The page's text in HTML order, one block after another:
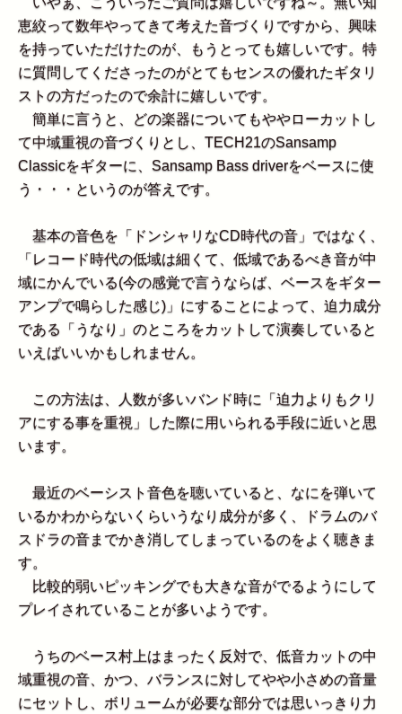
恵絞って数年やってきて考えた音づくりですから、興味
を持っていただけたのが、もうとっても嬉しいです。特
に質問してくださったのがとてもセンスの優れたギタリ
ストの方だったので余計に嬉しいです。
簡単に言うと、どの楽器についてもややローカットし
て中域重視の音づくりとし、TECH21のSansamp
Classicをギターに、Sansamp Bass driverをベースに使
う・・・というのが答えです。
基本の音色を「ドンシャリなCD時代の音」ではなく、
「レコード時代の低域は細くて、低域であるべき音が中
域にかんでいる(今の感覚で言うならば、ベースをギター
アンプで鳴らした感じ)」にすることによって、迫力成分
である「うなり」のところをカットして演奏していると
いえばいいかもしれません。
この方法は、人数が多いバンド時に「迫力よりもクリ
アにする事を重視」した際に用いられる手段に近いと思
います。
最近のベーシスト音色を聴いていると、なにを弾いて
いるかわからないくらいうなり成分が多く、ドラムのバ
スドラの音までかき消してしまっているのをよく聴きま
す。
比較的弱いピッキングでも大きな音がでるようにして
プレイされていることが多いようです。
うちのベース村上はまったく反対で、低音カットの中
域重視の音、かつ、バランスに対してやや小さめの音量
にセットし、ボリュームが必要な部分では思いっきり力